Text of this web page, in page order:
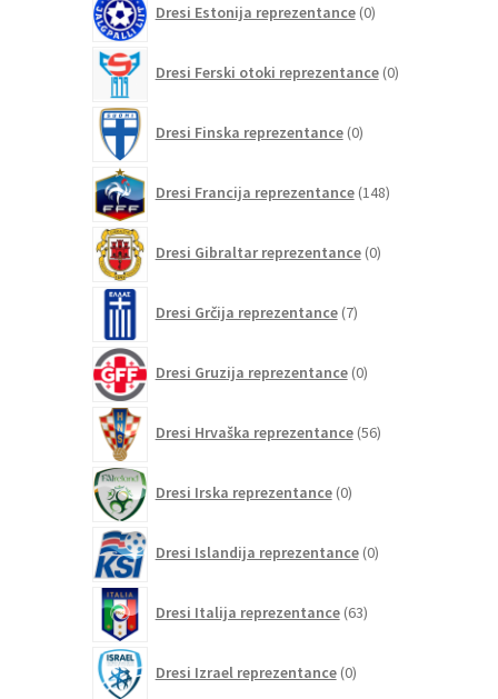
Dresi Estonija reprezentance 0izdelkov
Dresi Ferski otoki reprezentance 0izdelkov
Dresi Finska reprezentance 0izdelkov
Dresi Francija reprezentance 148izdelkov
Dresi Gibraltar reprezentance 0izdelkov
Dresi Grčija reprezentance 7izdelkov
Dresi Gruzija reprezentance 0izdelkov
Dresi Hrvaška reprezentance 56izdelkov
Dresi Irska reprezentance 0izdelkov
Dresi Islandija reprezentance 0izdelkov
Dresi Italija reprezentance 63izdelkov
Dresi Izrael reprezentance 0izdelkov